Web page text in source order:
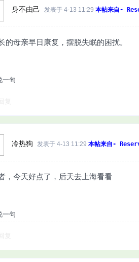
身不由己 发表于 4-13 11:29 本帖来自-
的母亲早日康复，摆脱失眠的困扰。
一句
冷热狗 发表于 4-13 11:29 本帖来自-
，今天好点了，后天去上海看看
一句